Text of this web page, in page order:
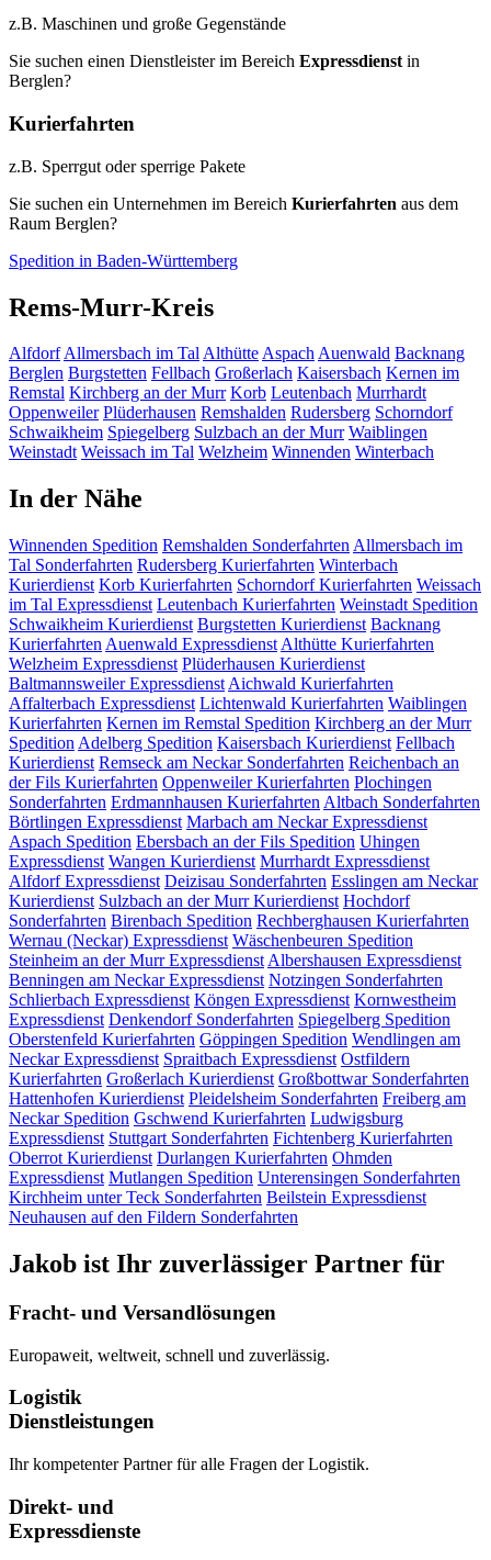
z.B. Maschinen und große Gegenstände
Sie suchen einen Dienstleister im Bereich Expressdienst in
Berglen?
Kurierfahrten
z.B. Sperrgut oder sperrige Pakete
Sie suchen ein Unternehmen im Bereich Kurierfahrten aus dem
Raum Berglen?
Spedition in Baden-Württemberg
Rems-Murr-Kreis
AlfdorfAllmersbach im TalAlthütteAspachAuenwald Backnang
Berglen Burgstetten Fellbach Großerlach Kaisersbach Kernen im
Remstal Kirchberg an der Murr Korb Leutenbach Murrhardt
Oppenweiler Plüderhausen Remshalden Rudersberg Schorndorf
Schwaikheim Spiegelberg Sulzbach an der Murr Waiblingen
Weinstadt Weissach im Tal Welzheim Winnenden Winterbach
In der Nähe
Winnenden Spedition Remshalden Sonderfahrten Allmersbach im
Tal Sonderfahrten Rudersberg Kurierfahrten Winterbach
Kurierdienst Korb Kurierfahrten SchorndorfKurierfahrten Weissach
im Tal Expressdienst Leutenbach Kurierfahrten Weinstadt Spedition
Schwaikheim Kurierdienst Burgstetten Kurierdienst Backnang
Kurierfahrten Auenwald Expressdienst Althütte Kurierfahrten
Welzheim Expressdienst Plüderhausen Kurierdienst
BaltmannsweilerExpressdienst Aichwald Kurierfahrten
Affalterbach Expressdienst Lichtenwald Kurierfahrten Waiblingen
Kurierfahrten Kernen im Remstal Spedition Kirchberg an der Murr
Spedition Adelberg Spedition Kaisersbach Kurierdienst Fellbach
Kurierdienst Remseck am Neckar Sonderfahrten Reichenbach an
der Fils Kurierfahrten OppenweilerKurierfahrten Plochingen
Sonderfahrten Erdmannhausen Kurierfahrten Altbach Sonderfahrten
Börtlingen Expressdienst Marbach am NeckarExpressdienst
Aspach Spedition Ebersbach an der Fils Spedition Uhingen
Expressdienst Wangen Kurierdienst Murrhardt Expressdienst
AlfdorfExpressdienst Deizisau Sonderfahrten Esslingen am Neckar
Kurierdienst Sulzbach an der MurrKurierdienst Hochdorf
Sonderfahrten Birenbach Spedition Rechberghausen Kurierfahrten
Wernau (Neckar) Expressdienst Wäschenbeuren Spedition
Steinheim an der MurrExpressdienst Albershausen Expressdienst
Benningen am NeckarExpressdienst Notzingen Sonderfahrten
Schlierbach Expressdienst Köngen Expressdienst Kornwestheim
Expressdienst Denkendorf Sonderfahrten Spiegelberg Spedition
Oberstenfeld Kurierfahrten Göppingen Spedition Wendlingen am
NeckarExpressdienst Spraitbach Expressdienst Ostfildern
Kurierfahrten Großerlach Kurierdienst Großbottwar Sonderfahrten
Hattenhofen Kurierdienst Pleidelsheim Sonderfahrten Freiberg am
Neckar Spedition Gschwend Kurierfahrten Ludwigsburg
Expressdienst Stuttgart Sonderfahrten Fichtenberg Kurierfahrten
Oberrot Kurierdienst Durlangen Kurierfahrten Ohmden
Expressdienst Mutlangen Spedition Unterensingen Sonderfahrten
Kirchheim unter Teck Sonderfahrten Beilstein Expressdienst
Neuhausen auf den Fildern Sonderfahrten
Jakob ist Ihr zuverlässiger Partner für
Fracht- und Versandlösungen
Europaweit, weltweit, schnell und zuverlässig.
Logistik
Dienstleistungen
Ihr kompetenter Partner für alle Fragen der Logistik.
Direkt- und
Expressdienste